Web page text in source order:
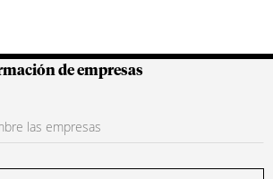
Colombianas
de empresas